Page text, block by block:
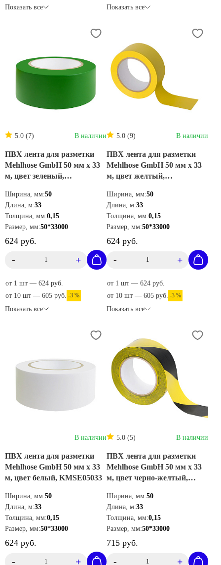
Показать все Показать все
5.0 (7) В наличии
ПВХ лента для разметки
Mehlhose GmbH 50 мм х 33
м, цвет зеленый,
Ширина, мм:50
Длина, м:33
Толщина, мм:0,15
Размер, мм:50*33000
624 руб.
- +
от 1 шт — 624 руб.
от 10 шт — 605 руб. -3 %
Показать все
5.0 (9) В наличии
ПВХ лента для разметки
Mehlhose GmbH 50 мм х 33
м, цвет желтый,
Ширина, мм:50
Длина, м:33
Толщина, мм:0,15
Размер, мм:50*33000
624 руб.
- +
от 1 шт — 624 руб.
от 10 шт — 605 руб. -3 %
Показать все
В наличии
ПВХ лента для разметки
Mehlhose GmbH 50 мм х 33
м, цвет белый, KMSE05033
Ширина, мм:50
Длина, м:33
Толщина, мм:0,15
Размер, мм:50*33000
624 руб.
- +
5.0 (5) В наличии
ПВХ лента для разметки
Mehlhose GmbH 50 мм х 33
м, цвет черно-желтый,
Ширина, мм:50
Длина, м:33
Толщина, мм:0,15
Размер, мм:50*33000
715 руб.
- +